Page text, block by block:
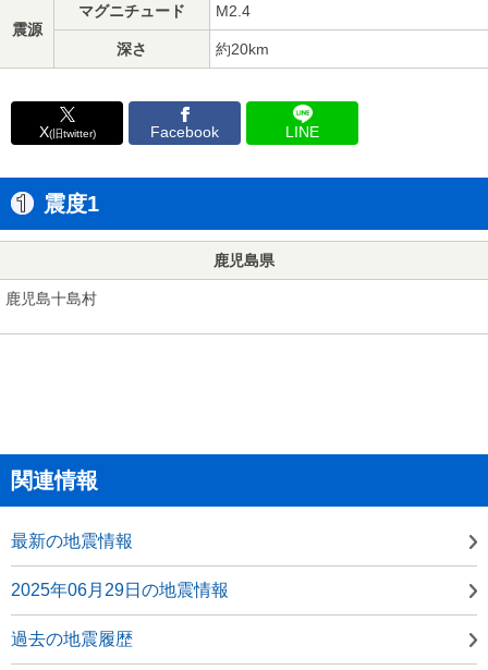
震源
マグニチュード M2.4
深さ 約20km
X(旧twitter) Facebook LINE
震度1
鹿児島県
鹿児島十島村
関連情報
最新の地震情報
2025年06月29日の地震情報
過去の地震履歴